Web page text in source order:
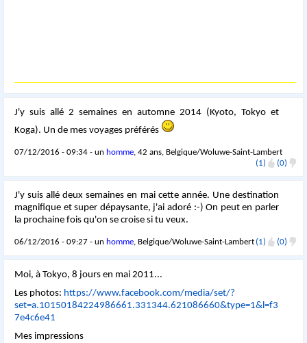
J'y suis allé 2 semaines en automne 2014 (Kyoto, Tokyo et
Koga). Un de mes voyages préférés
07/12/2016 - 09:34 - un homme, 42 ans, Belgique/Woluwe-Saint-Lambert
(1)
(0)
J'y suis allé deux semaines en mai cette année. Une destination
magnifique et super dépaysante, j'ai adoré :-) On peut en parler
la prochaine fois qu'on se croise si tu veux.
06/12/2016 - 09:27 - un homme, Belgique/Woluwe-Saint-Lambert (1) (0)
Moi, à Tokyo, 8 jours en mai 2011...
Les photos: https://www.facebook.com/media/set/?
set=a.10150184224986661.331344.621086660&type=1&l=f3
7e4c6e41
Mes impressions